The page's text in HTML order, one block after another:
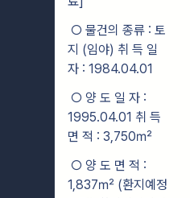
○ 물건의 종류 : 토
지 (임야) 취 득 일
자 : 1984.04.01
○ 양 도 일 자 :
1995.04.01 취 득
면 적 : 3,750㎡
○ 양 도 면 적 :
1,837㎡ (환지예정